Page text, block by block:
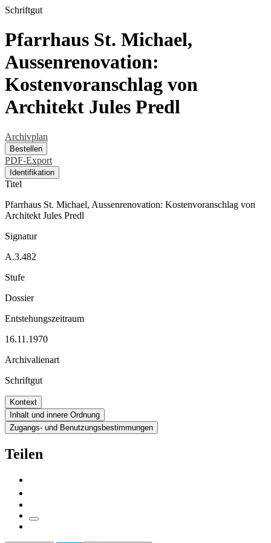
Schriftgut
Pfarrhaus St. Michael,
Aussenrenovation:
Kostenvoranschlag von
Architekt Jules Predl
Archivplan
Bestellen
PDF-Export
Identifikation
Titel
Pfarrhaus St. Michael, Aussenrenovation: Kostenvoranschlag von
Architekt Jules Predl
Signatur
A.3.482
Stufe
Dossier
Entstehungszeitraum
16.11.1970
Archivalienart
Schriftgut
Kontext
Inhalt und innere Ordnung
Zugangs- und Benutzungsbestimmungen
Teilen